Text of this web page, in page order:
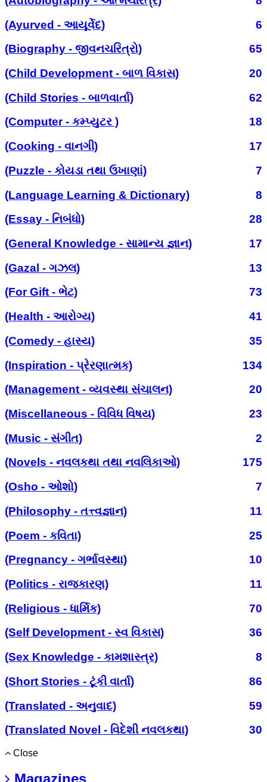
(Ayurved - આયૂર્વેદ)
6
(Biography - જીવનચરિત્રો)
65
(Child Development - બાળ વિકાસ)
20
(Child Stories - બાળવાર્તા)
62
(Computer - કમ્પ્યુટર )
18
(Cooking - વાનગી)
17
(Puzzle - કોયડા તથા ઉખાણાં)
7
(Language Learning & Dictionary)
8
(Essay - નિબંધો)
28
(General Knowledge - સામાન્ય જ્ઞાન)
17
(Gazal - ગઝલ)
13
(For Gift - ભેટ)
73
(Health - આરોગ્ય)
41
(Comedy - હાસ્ય)
35
(Inspiration - પ્રેરણાત્મક)
134
(Management - વ્યવસ્થા સંચાલન)
20
(Miscellaneous - વિવિધ વિષય)
23
(Music - સંગીત)
2
(Novels - નવલકથા તથા નવલિકાઓ)
175
(Osho - ઓશો)
7
(Philosophy - તત્ત્વજ્ઞાન)
11
(Poem - કવિતા)
25
(Pregnancy - ગર્ભાવસ્થા)
10
(Politics - રાજકારણ)
11
(Religious - ધાર્મિક)
70
(Self Development - સ્વ વિકાસ)
36
(Sex Knowledge - કામશાસ્ત્ર)
8
(Short Stories - ટૂંકી વાર્તા)
86
(Translated - અનુવાદ)
59
(Translated Novel - વિદેશી નવલકથા)
30
Close
Magazines